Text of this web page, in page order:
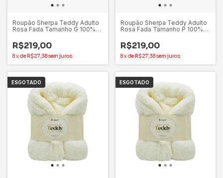
Roupão Sherpa Teddy Adulto
Rosa Fada Tamanho G 100%
R$219,00
8xde R$27,38sem juros
Roupão Sherpa Teddy Adulto
Rosa Fada Tamanho P 100%
R$219,00
8xde R$27,38sem juros
ESGOTADO ESGOTADO